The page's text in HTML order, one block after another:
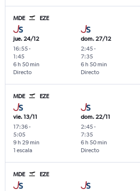
MDE EZE
jue. 24/12
16:55-
1:45
Directo
6 h 50 min
dom. 27/12
2:45-
7:35
Directo
6 h 50 min
MDE EZE
vie. 13/11
17:36-
5:05
1 escala
9 h 29 min
dom. 22/11
2:45-
7:35
Directo
6 h 50 min
MDE EZE